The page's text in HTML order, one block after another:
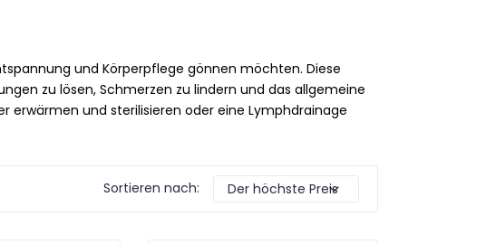
und Körperpflege gönnen möchten. Diese
zu lösen, Schmerzen zu lindern und das allgemeine
erwärmen und sterilisieren oder eine Lymphdrainage
Sortieren nach: